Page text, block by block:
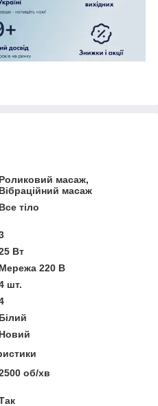
Роликовий масаж,
Вібраційний масаж
Все тіло
Вт
Мережа 220 В
шт.
Білий
Новий
об/хв